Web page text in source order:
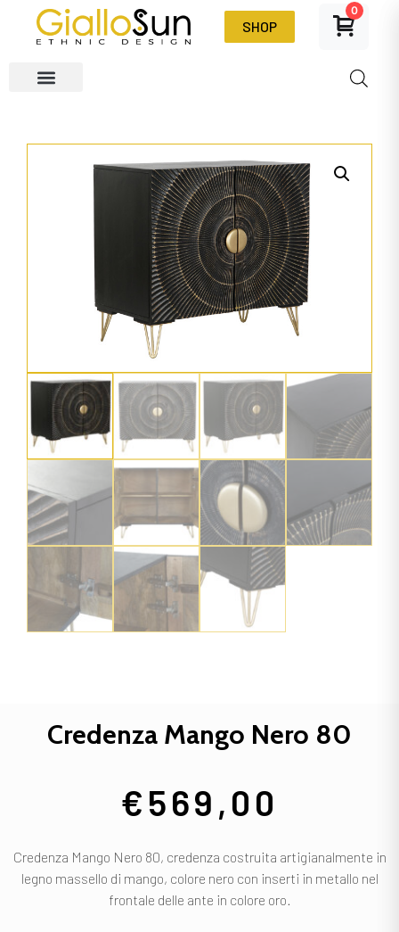
SHOP
0
Credenza Mango Nero 80
€569,00
Credenza Mango Nero 80, credenza costruita artigianalmente in
legno massello di mango, colore nero con inserti in metallo nel
frontale delle ante in colore oro.